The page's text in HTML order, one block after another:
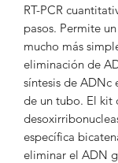
RT-PCR
pasos. Permite
mucho más
eliminación de
síntesis de ADNc
de un tubo. El kit
específica
eliminar el ADN